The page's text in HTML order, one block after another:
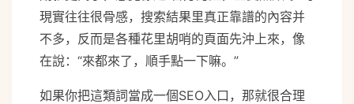
現實往往很骨感，搜索結果里真正靠譜的內容并
不多，反而是各種花里胡哨的頁面先沖上來，像
在說：“來都來了，順手點一下嘛。”
如果你把這類詞當成一個SEO入口，那就很合理